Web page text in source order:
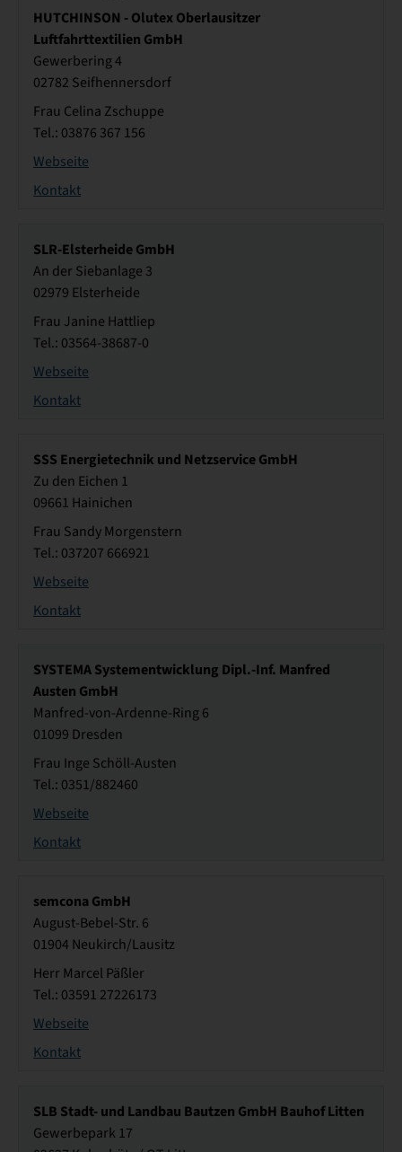
HUTCHINSON - Olutex Oberlausitzer
Luftfahrttextilien GmbH
Gewerbering 4
02782 Seifhennersdorf
Frau Celina Zschuppe
Tel.: 03876 367 156
Webseite
Kontakt
SLR-Elsterheide GmbH
An der Siebanlage 3
02979 Elsterheide
Frau Janine Hattliep
Tel.: 03564-38687-0
Webseite
Kontakt
SSS Energietechnik und Netzservice GmbH
Zu den Eichen 1
09661 Hainichen
Frau Sandy Morgenstern
Tel.: 037207 666921
Webseite
Kontakt
SYSTEMA Systementwicklung Dipl.-Inf. Manfred
Austen GmbH
Manfred-von-Ardenne-Ring 6
01099 Dresden
Frau Inge Schöll-Austen
Tel.: 0351/882460
Webseite
Kontakt
semcona GmbH
August-Bebel-Str. 6
01904 Neukirch/Lausitz
Herr Marcel Päßler
Tel.: 03591 27226173
Webseite
Kontakt
SLB Stadt- und Landbau Bautzen GmbH Bauhof Litten
Gewerbepark 17